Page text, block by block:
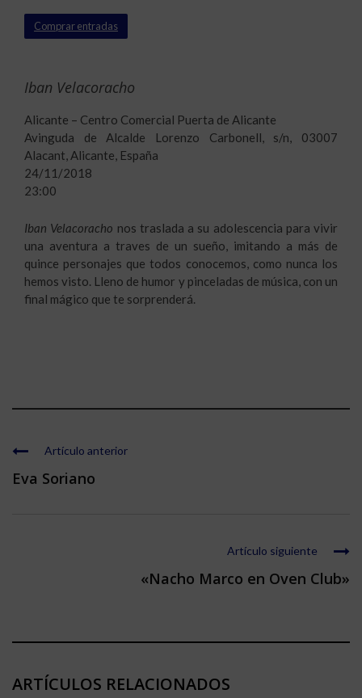
Iban Velacoracho
Alicante – Centro Comercial Puerta de Alicante
Avinguda de Alcalde Lorenzo Carbonell, s/n, 03007
Alacant, Alicante, España
24/11/2018
23:00
Iban Velacoracho nos traslada a su adolescencia para vivir
una aventura a traves de un sueño, imitando a más de
quince personajes que todos conocemos, como nunca los
hemos visto. Lleno de humor y pinceladas de música, con un
final mágico que te sorprenderá.
Comprar entradas
Artículo anterior
Eva Soriano
Artículo siguiente
«Nacho Marco en Oven Club»
ARTÍCULOS RELACIONADOS